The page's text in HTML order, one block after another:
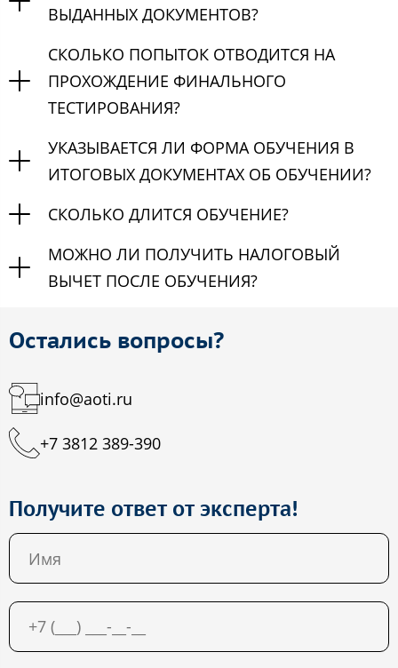
ВЫДАННЫХ ДОКУМЕНТОВ?
СКОЛЬКО ПОПЫТОК ОТВОДИТСЯ НА
ПРОХОЖДЕНИЕ ФИНАЛЬНОГО
ТЕСТИРОВАНИЯ?
УКАЗЫВАЕТСЯ ЛИ ФОРМА ОБУЧЕНИЯ В
ИТОГОВЫХ ДОКУМЕНТАХ ОБ ОБУЧЕНИИ?
СКОЛЬКО ДЛИТСЯ ОБУЧЕНИЕ?
МОЖНО ЛИ ПОЛУЧИТЬ НАЛОГОВЫЙ
ВЫЧЕТ ПОСЛЕ ОБУЧЕНИЯ?
Остались вопросы?
info@aoti.ru
+7 3812 389-390
Получите ответ от эксперта!